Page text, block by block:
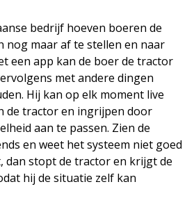
bedrijf hoeven boeren de
nog maar af te stellen en naar
een app kan de boer de tractor
met andere dingen
Hij kan op elk moment live
de tractor en ingrijpen door
aan te passen. Zien de
en weet het systeem niet goed
dan stopt de tractor en krijgt de
hij de situatie zelf kan